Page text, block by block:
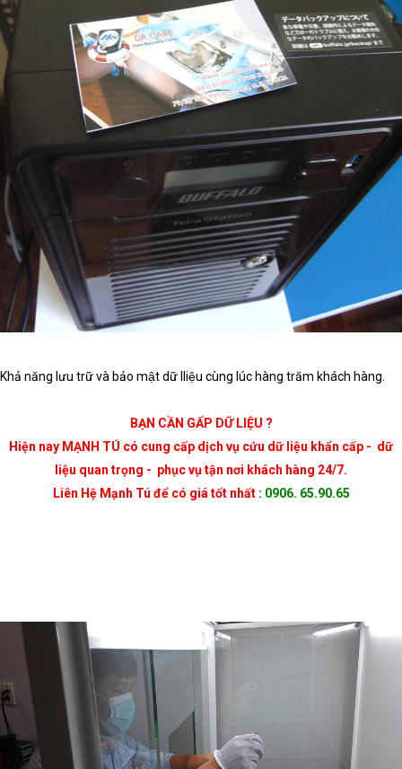
Khả năng lưu trữ và bảo mật dữ lliệu cùng lúc hàng trăm khách hàng.
BẠN CẦN GẤP DỮ LIỆU ?
Hiện nay MẠNH TÚ có cung cấp dịch vụ cứu dữ liệu khẩn cấp - dữ
liệu quan trọng - phục vụ tận nơi khách hàng 24/7.
Liên Hệ Mạnh Tú để có giá tốt nhất: 0906. 65.90.65